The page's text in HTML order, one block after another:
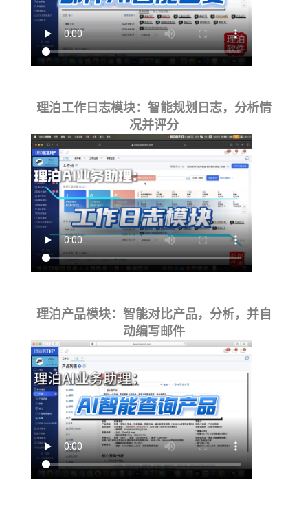
理泊工作日志模块：智能规划日志，分析情
况并评分
理泊产品模块：智能对比产品，分析，并自
动编写邮件